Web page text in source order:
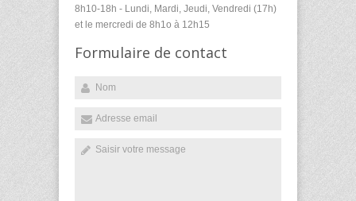
8h10-18h - Lundi, Mardi, Jeudi, Vendredi (17h)
et le mercredi de 8h1o à 12h15
Formulaire de contact